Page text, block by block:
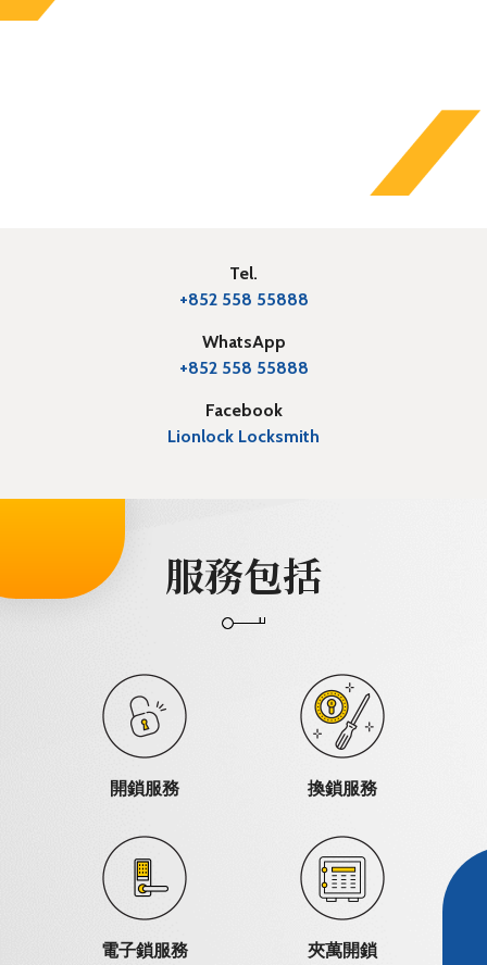
Tel.
+852 558 55888
WhatsApp
+852 558 55888
Facebook
Lionlock Locksmith
服務包括
開鎖服務 換鎖服務
電子鎖服務 夾萬開鎖